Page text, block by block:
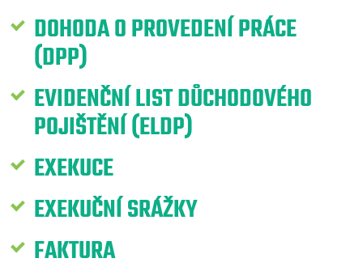
DOHODA O PROVEDENÍ PRÁCE
(DPP)
EVIDENČNÍ LIST DŮCHODOVÉHO
POJIŠTĚNÍ (ELDP)
EXEKUCE
EXEKUČNÍ SRÁŽKY
FAKTURA